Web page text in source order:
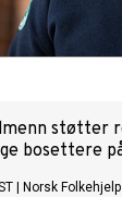
støtter
bosettere
Norsk Folkehjelp